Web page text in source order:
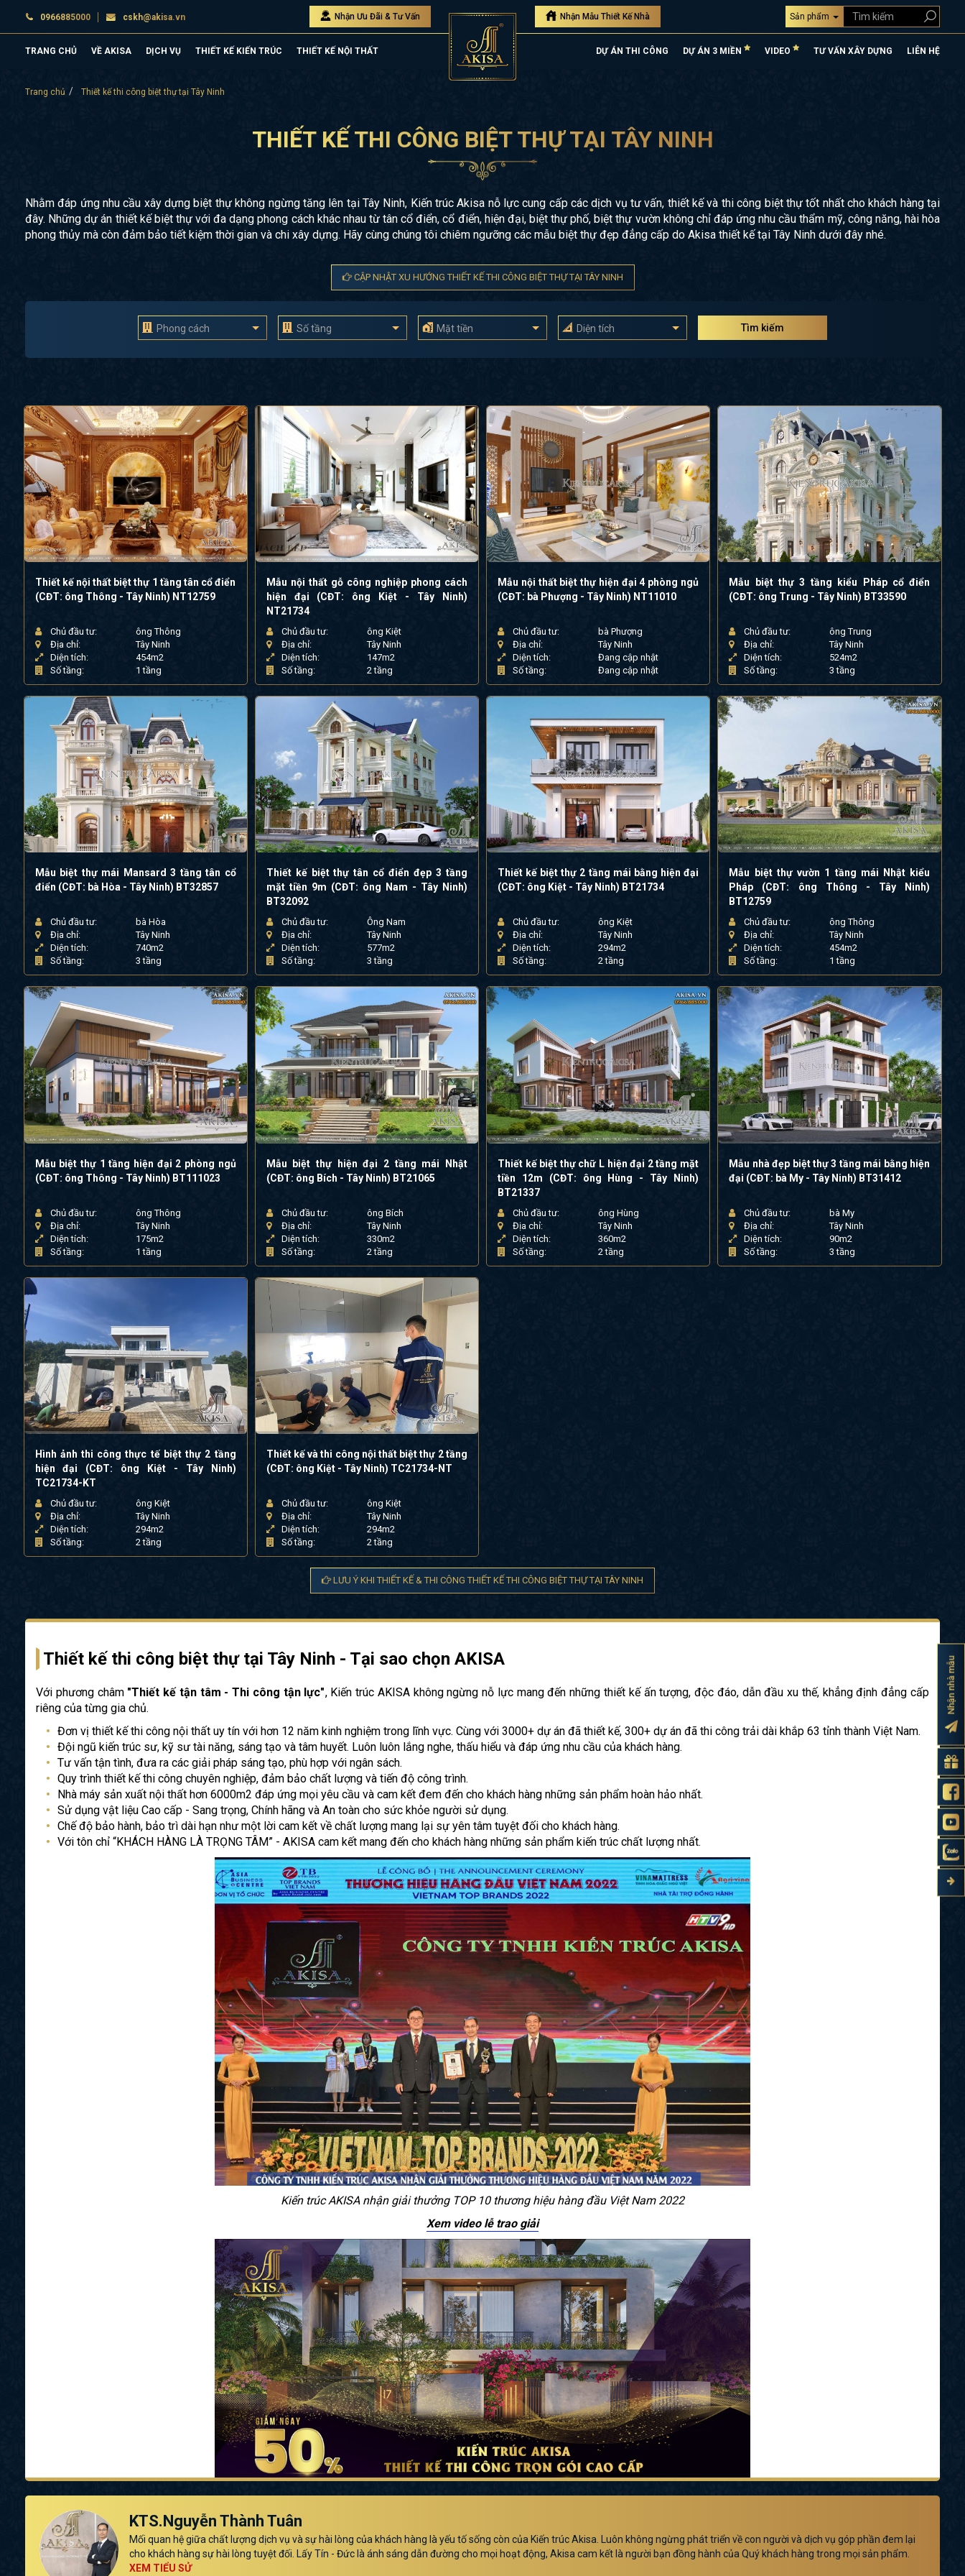
0966885000 cskh@akisa.vn Nhận Ưu Đãi & Tư Vấn Nhận Mẫu Thiết Kế Nhà Sản phẩm
TRANG CHỦ VỀ AKISA DỊCH VỤ THIẾT KẾ KIẾN TRÚC THIẾT KẾ NỘI THẤT DỰ ÁN THI CÔNG DỰ ÁN 3 MIỀN VIDEO TƯ VẤN XÂY DỰNG LIÊN HỆ
Trang chủ Thiết kế thi công biệt thự tại Tây Ninh
THIẾT KẾ THI CÔNG BIỆT THỰ TẠI TÂY NINH
Nhằm đáp ứng nhu cầu xây dựng biệt thự không ngừng tăng lên tại Tây Ninh, Kiến trúc Akisa nỗ lực cung cấp các dịch vụ tư vấn, thiết kế và thi công biệt thự tốt nhất cho khách hàng tại
đây. Những dự án thiết kế biệt thự với đa dạng phong cách khác nhau từ tân cổ điển, cổ điển, hiện đại, biệt thự phố, biệt thự vườn không chỉ đáp ứng nhu cầu thẩm mỹ, công năng, hài hòa
phong thủy mà còn đảm bảo tiết kiệm thời gian và chi xây dựng. Hãy cùng chúng tôi chiêm ngưỡng các mẫu biệt thự đẹp đẳng cấp do Akisa thiết kế tại Tây Ninh dưới đây nhé.
CẬP NHẬT XU HƯỚNG THIẾT KẾ THI CÔNG BIỆT THỰ TẠI TÂY NINH
Phong cách Số tầng Mặt tiền Diện tích Tìm kiếm
Thiết kế nội thất biệt thự 1 tầng tân cổ điển
(CĐT: ông Thông - Tây Ninh) NT12759
Chủ đầu tư:
ông Thông
Địa chỉ:
Tây Ninh
Diện tích:
454m2
Số tầng:
1 tầng
Mẫu nội thất gỗ công nghiệp phong cách
hiện đại (CĐT: ông Kiệt - Tây Ninh)
NT21734
Chủ đầu tư:
ông Kiệt
Địa chỉ:
Tây Ninh
Diện tích:
147m2
Số tầng:
2 tầng
Mẫu nội thất biệt thự hiện đại 4 phòng ngủ
(CĐT: bà Phượng - Tây Ninh) NT11010
Chủ đầu tư:
bà Phượng
Địa chỉ:
Tây Ninh
Diện tích:
Đang cập nhật
Số tầng:
Đang cập nhật
Mẫu biệt thự 3 tầng kiểu Pháp cổ điển
(CĐT: ông Trung - Tây Ninh) BT33590
Chủ đầu tư:
ông Trung
Địa chỉ:
Tây Ninh
Diện tích:
524m2
Số tầng:
3 tầng
Mẫu biệt thự mái Mansard 3 tầng tân cổ
điển (CĐT: bà Hòa - Tây Ninh) BT32857
Chủ đầu tư:
bà Hòa
Địa chỉ:
Tây Ninh
Diện tích:
740m2
Số tầng:
3 tầng
Thiết kế biệt thự tân cổ điển đẹp 3 tầng
mặt tiền 9m (CĐT: ông Nam - Tây Ninh)
BT32092
Chủ đầu tư:
Ông Nam
Địa chỉ:
Tây Ninh
Diện tích:
577m2
Số tầng:
3 tầng
Thiết kế biệt thự 2 tầng mái bằng hiện đại
(CĐT: ông Kiệt - Tây Ninh) BT21734
Chủ đầu tư:
ông Kiệt
Địa chỉ:
Tây Ninh
Diện tích:
294m2
Số tầng:
2 tầng
Mẫu biệt thự vườn 1 tầng mái Nhật kiểu
Pháp (CĐT: ông Thông - Tây Ninh)
BT12759
Chủ đầu tư:
ông Thông
Địa chỉ:
Tây Ninh
Diện tích:
454m2
Số tầng:
1 tầng
Mẫu biệt thự 1 tầng hiện đại 2 phòng ngủ
(CĐT: ông Thông - Tây Ninh) BT111023
Chủ đầu tư:
ông Thông
Địa chỉ:
Tây Ninh
Diện tích:
175m2
Số tầng:
1 tầng
Mẫu biệt thự hiện đại 2 tầng mái Nhật
(CĐT: ông Bích - Tây Ninh) BT21065
Chủ đầu tư:
ông Bích
Địa chỉ:
Tây Ninh
Diện tích:
330m2
Số tầng:
2 tầng
Thiết kế biệt thự chữ L hiện đại 2 tầng mặt
tiền 12m (CĐT: ông Hùng - Tây Ninh)
BT21337
Chủ đầu tư:
ông Hùng
Địa chỉ:
Tây Ninh
Diện tích:
360m2
Số tầng:
2 tầng
Mẫu nhà đẹp biệt thự 3 tầng mái bằng hiện
đại (CĐT: bà My - Tây Ninh) BT31412
Chủ đầu tư:
bà My
Địa chỉ:
Tây Ninh
Diện tích:
90m2
Số tầng:
3 tầng
Hình ảnh thi công thực tế biệt thự 2 tầng
hiện đại (CĐT: ông Kiệt - Tây Ninh)
TC21734-KT
Chủ đầu tư:
ông Kiệt
Địa chỉ:
Tây Ninh
Diện tích:
294m2
Số tầng:
2 tầng
Thiết kế và thi công nội thất biệt thự 2 tầng
(CĐT: ông Kiệt - Tây Ninh) TC21734-NT
Chủ đầu tư:
ông Kiệt
Địa chỉ:
Tây Ninh
Diện tích:
294m2
Số tầng:
2 tầng
LƯU Ý KHI THIẾT KẾ & THI CÔNG THIẾT KẾ THI CÔNG BIỆT THỰ TẠI TÂY NINH
Thiết kế thi công biệt thự tại Tây Ninh - Tại sao chọn AKISA
Với phương châm "Thiết kế tận tâm - Thi công tận lực", Kiến trúc AKISA không ngừng nỗ lực mang đến những thiết kế ấn tượng, độc đáo, dẫn đầu xu thế, khẳng định đẳng cấp
riêng của từng gia chủ.
Đơn vị thiết kế thi công nội thất uy tín với hơn 12 năm kinh nghiệm trong lĩnh vực. Cùng với 3000+ dự án đã thiết kế, 300+ dự án đã thi công trải dài khắp 63 tỉnh thành Việt Nam.
Đội ngũ kiến trúc sư, kỹ sư tài năng, sáng tạo và tâm huyết. Luôn luôn lắng nghe, thấu hiểu và đáp ứng nhu cầu của khách hàng.
Tư vấn tận tình, đưa ra các giải pháp sáng tạo, phù hợp với ngân sách.
Quy trình thiết kế thi công chuyên nghiệp, đảm bảo chất lượng và tiến độ công trình.
Nhà máy sản xuất nội thất hơn 6000m2 đáp ứng mọi yêu cầu và cam kết đem đến cho khách hàng những sản phẩm hoàn hảo nhất.
Sử dụng vật liệu Cao cấp - Sang trọng, Chính hãng và An toàn cho sức khỏe người sử dụng.
Chế độ bảo hành, bảo trì dài hạn như một lời cam kết về chất lượng mang lại sự yên tâm tuyệt đối cho khách hàng.
Với tôn chỉ “KHÁCH HÀNG LÀ TRỌNG TÂM” - AKISA cam kết mang đến cho khách hàng những sản phẩm kiến trúc chất lượng nhất.
Kiến trúc AKISA nhận giải thưởng TOP 10 thương hiệu hàng đầu Việt Nam 2022
Xem video lễ trao giải
ĐĂNG KÝ NGAY ĐỂ NHẬN ƯU ĐÃI HẤP DẪN
KTS.Nguyễn Thành Tuân
Mối quan hệ giữa chất lượng dịch vụ và sự hài lòng của khách hàng là yếu tố sống còn của Kiến trúc Akisa. Luôn không ngừng phát triển về con người và dịch vụ góp phần đem lại
cho khách hàng sự hài lòng tuyệt đối. Lấy Tín - Đức là ánh sáng dẫn đường cho mọi hoạt động, Akisa cam kết là người bạn đồng hành của Quý khách hàng trong mọi sản phẩm.
XEM TIỂU SỬ
Nhận nhà mẫu